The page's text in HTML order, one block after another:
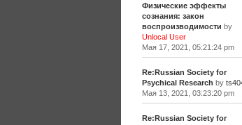
Физические эффекты
сознания: закон
воспроизводимости by
Unlocal User
Мая 17, 2021, 05:21:24 pm
Re:Russian Society for
Psychical Research by
Мая 13, 2021, 03:23:20 pm
Re:Russian Society for